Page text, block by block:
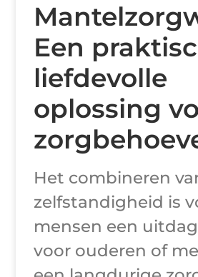
Een
liefdevolle
oplossing
Het combineren
zelfstandigheid is
mensen een
voor ouderen of